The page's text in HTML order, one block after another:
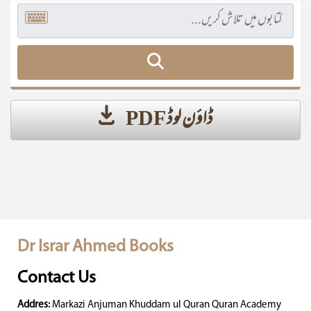
ڈاؤن لوڈ PDF
Dr Israr Ahmed Books
Contact Us
Addres: Markazi Anjuman Khuddam ul Quran Quran Academy